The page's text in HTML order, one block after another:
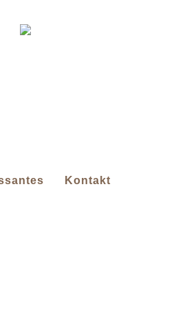
Kontakt